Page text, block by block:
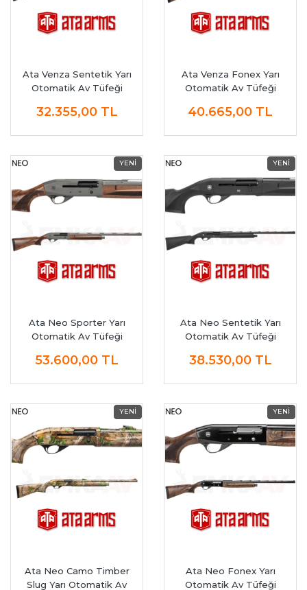
Ata Venza Sentetik Yarı
Otomatik Av Tüfeği
32.355,00 TL
Ata Venza Fonex Yarı
Otomatik Av Tüfeği
40.665,00 TL
Ata Neo Sporter Yarı
Otomatik Av Tüfeği
53.600,00 TL
Ata Neo Sentetik Yarı
Otomatik Av Tüfeği
38.530,00 TL
Ata Neo Camo Timber
Slug Yarı Otomatik Av
Ata Neo Fonex Yarı
Otomatik Av Tüfeği